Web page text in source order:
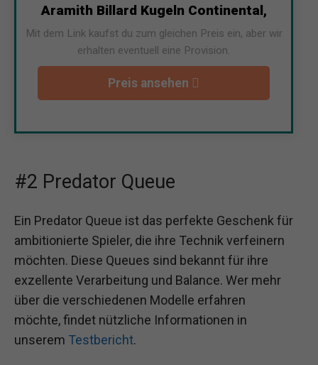
Aramith Billard Kugeln Continental,
Mit dem Link kaufst du zum gleichen Preis ein, aber wir
erhalten eventuell eine Provision.
Preis ansehen
#2 Predator Queue
Ein Predator Queue ist das perfekte Geschenk für
ambitionierte Spieler, die ihre Technik verfeinern
möchten. Diese Queues sind bekannt für ihre
exzellente Verarbeitung und Balance. Wer mehr
über die verschiedenen Modelle erfahren
möchte, findet nützliche Informationen in
unserem Testbericht.